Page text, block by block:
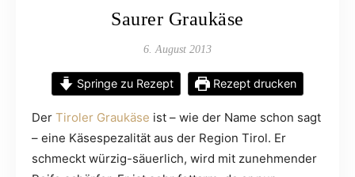
Saurer Graukäse
6. August 2013
Springe zu Rezept Rezept drucken
Der Tiroler Graukäse ist – wie der Name schon sagt
– eine Käsespezalität aus der Region Tirol. Er
schmeckt würzig-säuerlich, wird mit zunehmender